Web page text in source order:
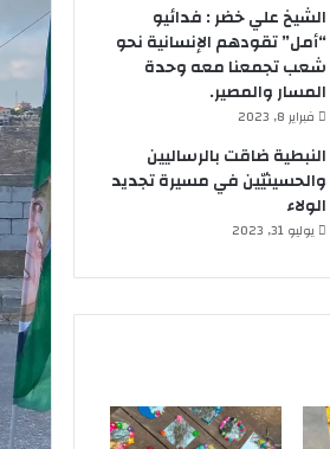
الشيخ علي خضر : فدائيو
“أمل” تقودهم الإنسانية نحو
شعب تجمعنا معه وحدة
المسار والمصير.
فبراير 8, 2023
النبطية ضاقت بالرساليين
والحسينيّين في مسيرة تجديد
الولاء
يوليو 31, 2023